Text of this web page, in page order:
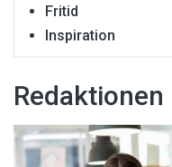
Fritid
Inspiration
Redaktionen